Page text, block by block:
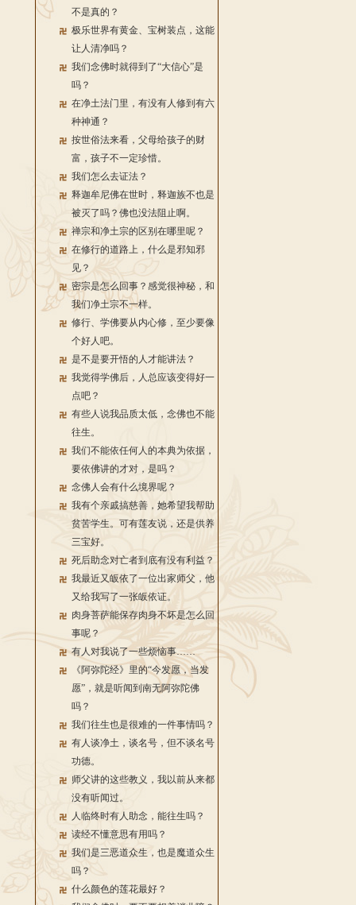
不是真的？
极乐世界有黄金、宝树装点，这能
让人清净吗？
我们念佛时就得到了“大信心”是
吗？
在净土法门里，有没有人修到有六
种神通？
按世俗法来看，父母给孩子的财
富，孩子不一定珍惜。
我们怎么去证法？
释迦牟尼佛在世时，释迦族不也是
被灭了吗？佛也没法阻止啊。
禅宗和净土宗的区别在哪里呢？
在修行的道路上，什么是邪知邪
见？
密宗是怎么回事？感觉很神秘，和
我们净土宗不一样。
修行、学佛要从内心修，至少要像
个好人吧。
是不是要开悟的人才能讲法？
我觉得学佛后，人总应该变得好一
点吧？
有些人说我品质太低，念佛也不能
往生。
我们不能依任何人的本典为依据，
要依佛讲的才对，是吗？
念佛人会有什么境界呢？
我有个亲戚搞慈善，她希望我帮助
贫苦学生。可有莲友说，还是供养
三宝好。
死后助念对亡者到底有没有利益？
我最近又皈依了一位出家师父，他
又给我写了一张皈依证。
肉身菩萨能保存肉身不坏是怎么回
事呢？
有人对我说了一些烦恼事……
《阿弥陀经》里的“今发愿，当发
愿”，就是听闻到南无阿弥陀佛
吗？
我们往生也是很难的一件事情吗？
有人谈净土，谈名号，但不谈名号
功德。
师父讲的这些教义，我以前从来都
没有听闻过。
人临终时有人助念，能往生吗？
读经不懂意思有用吗？
我们是三恶道众生，也是魔道众生
吗？
什么颜色的莲花最好？